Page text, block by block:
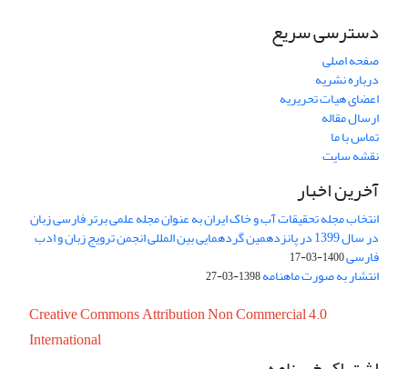
دسترسی سریع
صفحه اصلی
درباره نشریه
اعضای هیات تحریریه
ارسال مقاله
تماس با ما
نقشه سایت
آخرین اخبار
انتخاب مجله تحقیقات آب و خاک ایران به عنوان مجله علمی برتر فارسی زبان
در سال 1399 در پانزدهمین گردهمایی بین المللی انجمن ترویج زبان و ادب
فارسی1400-03-17
انتشار به صورت ماهنامه1398-03-27
Creative Commons Attribution Non Commercial 4.0
International